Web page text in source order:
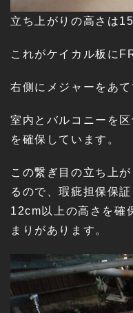
立ち上がりの高さは
これがケイカル板に
右側にメジャーをあて
室内とバルコニーを
を確保しています。
この繋ぎ目の立ち上
るので、瑕疵担保保
12cm以上の高さを確
まりがあります。